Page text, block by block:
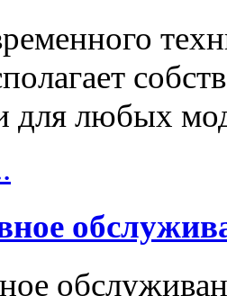
для любых